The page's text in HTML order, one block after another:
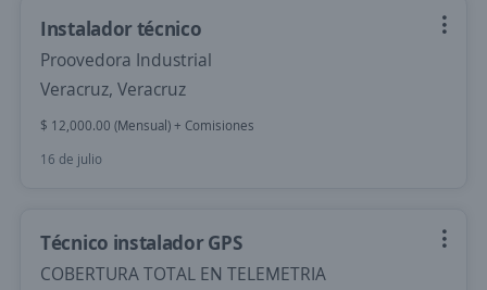
Instalador técnico
Proovedora Industrial
Veracruz, Veracruz
$ 12,000.00 (Mensual) + Comisiones
16 de julio
Técnico instalador GPS
COBERTURA TOTAL EN TELEMETRIA